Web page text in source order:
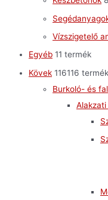
Vízszigetelő
Egyéb 11 termék
Kövek 116116 termék
Burkoló- és